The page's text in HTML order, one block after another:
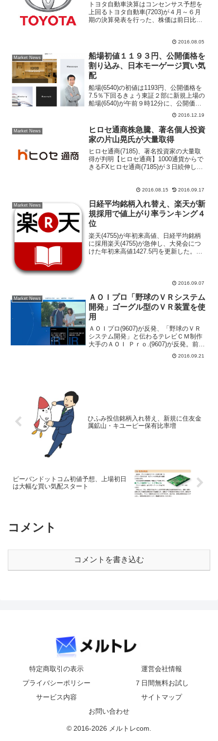
トヨタ自動車決算はコンセンサス予想を
上回るトヨタ自動車(7203)が４月～６月
期の決算発表を行った、株価は前日比１
レディスイス証券はトヨタ決算を総じて
ポジティブと評価、...
2016.08.05
Market News
船場初値１１９３円、公開価格を
割り込み、日本モーゲージ買い気
配
船場(6540)の初値は1193円、公開価格を
7.5％下回るきょう東証２部に新規上場の
船場(6540)が午前９時12分に、公開価格
た。現在は初値近辺で推移。同社は、シ
ョッピングセンターなど商業...
2016.12.19
Market News
ヒロセ通商株急騰、著名個人投資
家の片山晃氏が大量取得
ヒロセ通商(7185)、著名投資家の大量取
得が判明【ヒロセ通商】1000通貨からで
きるFXヒロセ通商(7185)が３日続伸し連
ナス圏に沈む場面もあった。同社株につ
いては...
2016.08.15 2016.09.17
Market News
日経平均銘柄入れ替え、楽天が新
規採用で値上がり率ランキング４
位
楽天(4755)が年初来高値、日経平均銘柄
に採用楽天(4755)が急伸し、大発会につ
けた年初来高値1427.5円を更新した。東
2016.09.07
Market News
ＡＯＩプロ「野球のＶＲシステム
開発」ゴーグル型のＶＲ装置を使
用
ＡＯＩプロ(9607)が反発、「野球のＶＲ
システム開発」と伝わるテレビＣＭ制作
大手のＡＯＩ Ｐｒｏ.(9607)が反発。前日
比３７円（４．４％）高の８６９円まで
買われている。２１日付の日本経済新聞
2016.09.21
ひふみ投信銘柄入れ替え、新規に住友金
属鉱山・キユーピー保有比率増
ピーバンドットコム初値予想、上場初日
は大幅な買い気配スタート
コメント
コメントを書き込む
特定商取引の表示
運営会社情報
プライバシーポリシー
７日間無料お試し
サービス内容
サイトマップ
お問い合わせ
© 2016-2026 メルトレcom.